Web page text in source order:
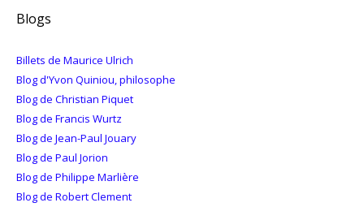
Blogs
Billets de Maurice Ulrich
Blog d'Yvon Quiniou, philosophe
Blog de Christian Piquet
Blog de Francis Wurtz
Blog de Jean-Paul Jouary
Blog de Paul Jorion
Blog de Philippe Marlière
Blog de Robert Clement